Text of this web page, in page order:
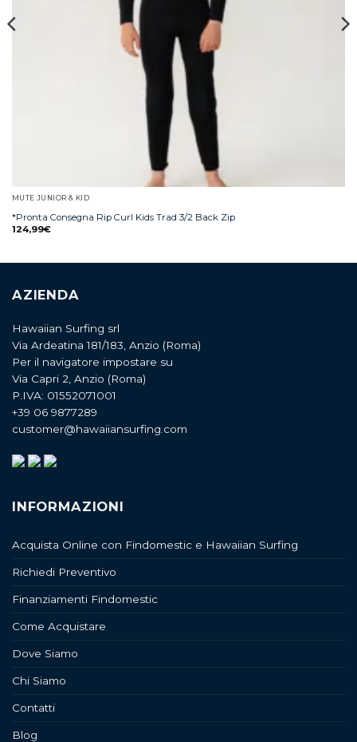
MUTE JUNIOR & KID
*Pronta Consegna Rip Curl Kids Trad 3/2 Back Zip
124,99€
AZIENDA
Hawaiian Surfing srl
Via Ardeatina 181/183, Anzio (Roma)
Per il navigatore impostare su
Via Capri 2, Anzio (Roma)
P.IVA: 01552071001
+39 06 9877289
customer@hawaiiansurfing.com
INFORMAZIONI
Acquista Online con Findomestic e Hawaiian Surfing
Richiedi Preventivo
Finanziamenti Findomestic
Come Acquistare
Dove Siamo
Chi Siamo
Contatti
Blog